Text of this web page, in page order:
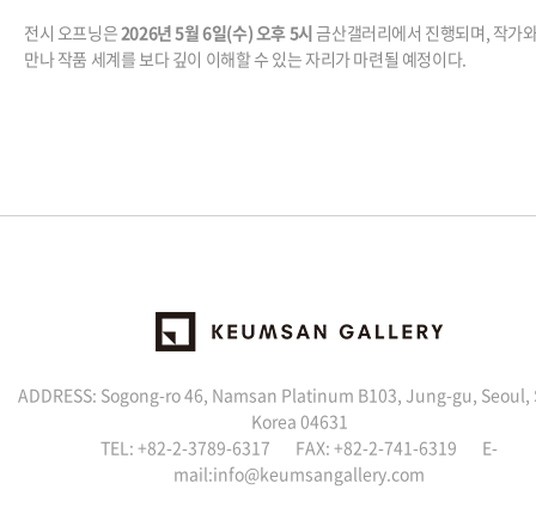
전시 오프닝은2026년 5월 6일(수) 오후 5시금산갤러리에서 진행되며, 작가
만나 작품 세계를 보다 깊이 이해할 수 있는 자리가 마련될 예정이다.
ADDRESS: Sogong-ro 46, Namsan Platinum B103, Jung-gu, Seoul,
Korea 04631
TEL: +82-2-3789-6317 FAX: +82-2-741-6319 E-
mail:info@keumsangallery.com